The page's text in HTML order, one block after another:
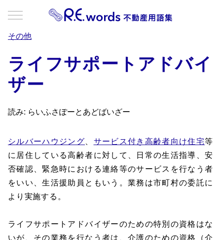
その他
ライフサポートアドバイ
ザー
読み: らいふさぽーとあどばいざー
シルバーハウジング サービス付き高齢者向け住宅等
に居住している高齢者に対して、日常の生活指導、安
否確認、緊急時における連絡等のサービスを行なう者
をいい、生活援助員ともいう。業務は市町村の委託に
より実施する。
ライフサポートアドバイザーのための特別の資格はな
いが、その業務を行なう者は、介護のための資格（介